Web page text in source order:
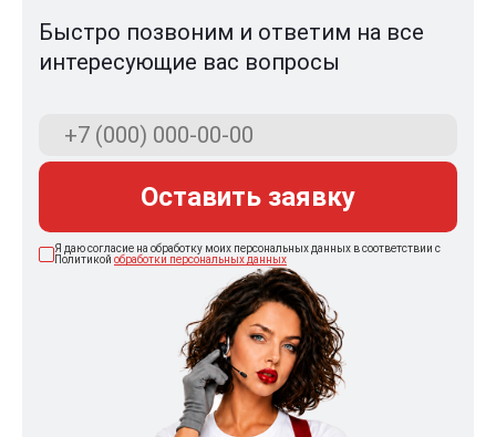
Быстро позвоним и ответим на все
интересующие вас вопросы
Оставить заявку
Я даю согласие на обработку моих персональных данных в соответствии с
Политикой обработки персональных данных